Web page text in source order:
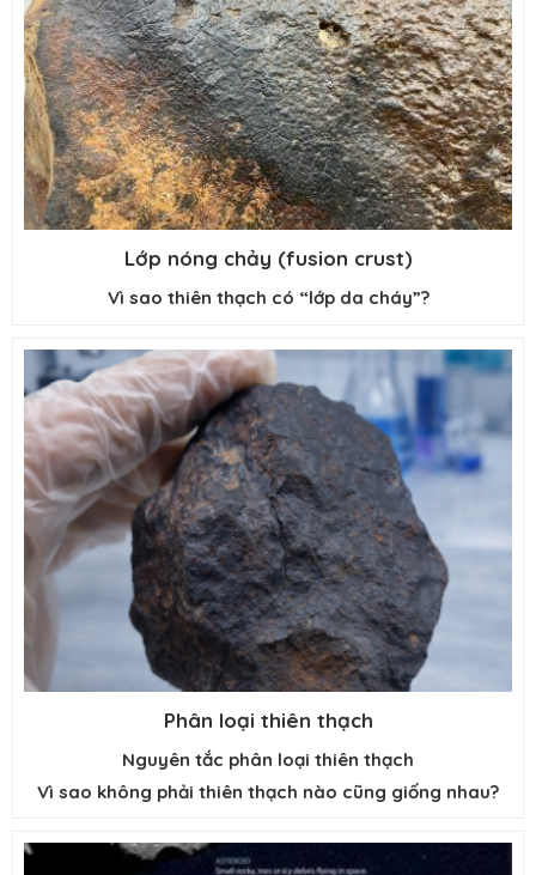
Lớp nóng chảy (fusion crust)
Vì sao thiên thạch có “lớp da cháy”?
Phân loại thiên thạch
Nguyên tắc phân loại thiên thạch
Vì sao không phải thiên thạch nào cũng giống nhau?